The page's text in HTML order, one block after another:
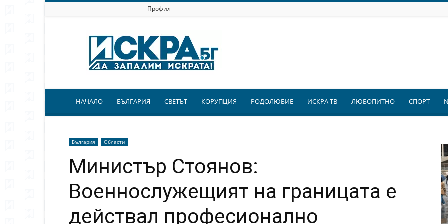
Профил
Искра.бг
НАЧАЛО БЪЛГАРИЯ СВЕТЪТ КОРУПЦИЯ РОДОЛЮБИЕ ИСКРА ТВ ЛЮБОПИТНО СПОРТ
България Области
Министър Стоянов:
Военнослужещият на границата е
действал професионално